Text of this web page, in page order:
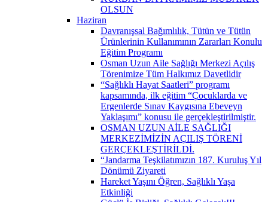
OLSUN
Haziran
Davranışsal Bağımlılık, Tütün ve Tütün
Ürünlerinin Kullanımının Zararları Konulu
Eğitim Programı
Osman Uzun Aile Sağlığı Merkezi Açılış
Törenimize Tüm Halkımız Davetlidir
“Sağlıklı Hayat Saatleri” programı
kapsamında, ilk eğitim “Çocuklarda ve
Ergenlerde Sınav Kaygısına Ebeveyn
Yaklaşımı” konusu ile gerçekleştirilmiştir.
OSMAN UZUN AİLE SAĞLIĞI
MERKEZİMİZİN AÇILIŞ TÖRENİ
GERÇEKLEŞTİRİLDİ.
“Jandarma Teşkilatımızın 187. Kuruluş Yıl
Dönümü Ziyareti
Hareket Yaşını Öğren, Sağlıklı Yaşa
Etkinliği